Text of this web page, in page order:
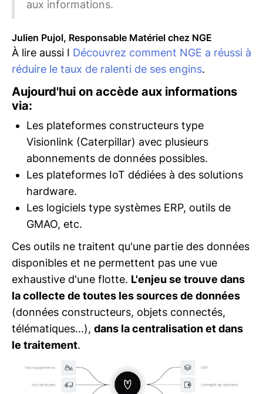
aux informations.
Julien Pujol, Responsable Matériel chez NGE
À lire aussi I Découvrez comment NGE a réussi à
réduire le taux de ralenti de ses engins.
Aujourd'hui on accède aux informations
via:
Les plateformes constructeurs type
Visionlink (Caterpillar) avec plusieurs
abonnements de données possibles.
Les plateformes IoT dédiées à des solutions
hardware.
Les logiciels type systèmes ERP, outils de
GMAO, etc.
Ces outils ne traitent qu'une partie des données
disponibles et ne permettent pas une vue
exhaustive d'une flotte. L'enjeu se trouve dans
la collecte de toutes les sources de données
(données constructeurs, objets connectés,
télématiques...), dans la centralisation et dans
le traitement.